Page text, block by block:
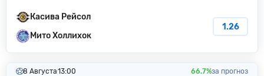
Касива Рейсол
Мито Холлихок
1.26
8 Августа13:00 66.7%за прогноз